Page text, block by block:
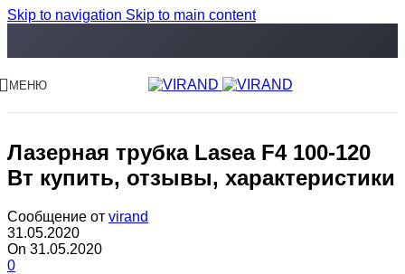
Skip to navigation Skip to main content
МЕНЮ
Лазерная трубка Lasea F4 100-120
Вт купить, отзывы, характеристики
Сообщение от virand
31.05.2020
On 31.05.2020
0